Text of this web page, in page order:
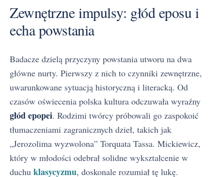
Zewnętrzne impulsy: głód eposu i
echa powstania
Badacze dzielą przyczyny powstania utworu na dwa
główne nurty. Pierwszy z nich to czynniki zewnętrzne,
uwarunkowane sytuacją historyczną i literacką. Od
czasów oświecenia polska kultura odczuwała wyraźny
głód epopei. Rodzimi twórcy próbowali go zaspokoić
tłumaczeniami zagranicznych dzieł, takich jak
„Jerozolima wyzwolona” Torquata Tassa. Mickiewicz,
który w młodości odebrał solidne wykształcenie w
duchu klasycyzmu, doskonale rozumiał tę lukę.